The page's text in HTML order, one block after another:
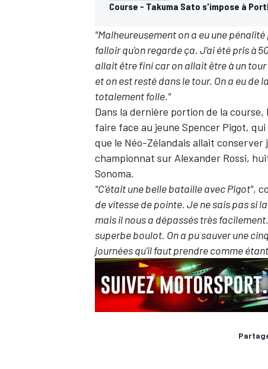
Course - Takuma Sato s'impose à
"Malheureusement on a eu une
falloir qu'on regarde ça. J'ai été pris à
allait être fini car on allait être à un
et on est resté dans le tour. On a eu
totalement folle."
Dans la dernière portion de la
faire face au jeune Spencer Pigot,
que le Néo-Zélandais allait
championnat sur Alexander Rossi,
Sonoma.
"C'était une belle bataille avec Pigot",
de vitesse de pointe. Je ne sais pas si
mais il nous a dépassés très
superbe boulot. On a pu sauver une
journées qu'il faut prendre comme